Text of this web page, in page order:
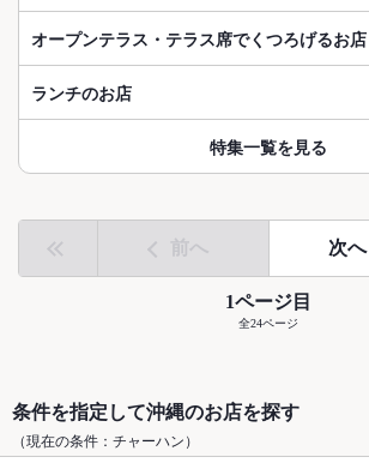
オープンテラス・テラス席でくつろげるお店
ランチのお店
特集一覧を見る
前へ 次へ
1ページ目
全24ページ
条件を指定して沖縄のお店を探す
（現在の条件：チャーハン）